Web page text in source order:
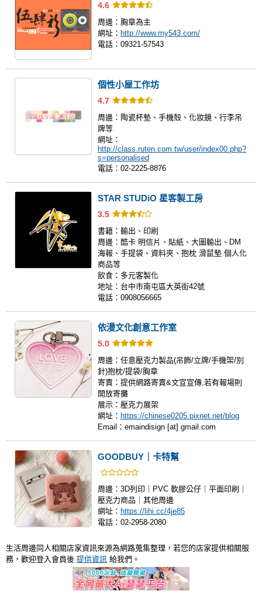
4.6
周邊： 胸章為主
網址： http://www.my543.com/
電話： 09321-57543
個性小屋工作坊
4.7
周邊： 陶瓷杯墊、手機殼、化妝鏡、行李吊
牌等
網址：
http://class.ruten.com.tw/user/index00.php?
s=personalised
電話： 02-2225-8876
STAR STUDiO 星客製工房
3.5
書籍： 輸出、印刷
周邊： 酷卡 明信片、貼紙、大圖輸出、DM
海報、手提袋、資料夾、抱枕 滑鼠墊 個人化
商品等
飲食： 多元客製化
地址： 台中市南屯區大英街42號
電話： 0908056665
依漫文化創意工作室
5.0
周邊： 任意壓克力製品(吊飾/立牌/手機架/別
針)抱枕/提袋/胸章
寄賣： 提供網路寄賣&文宣宣傳,若有報場則
開放寄攤
展示： 壓克力展架
網址： https://chinese0205.pixnet.net/blog
Email： emaindisign [at] gmail.com
GOODBUY｜卡特幫
周邊： 3D列印｜PVC 軟膠公仔｜平面印刷｜
壓克力商品｜其他周邊
網址： https://lihi.cc/4je85
電話： 02-2958-2080
生活周邊同人相關店家資訊來源為網路蒐集整理，若您的店家提供相關服
務，歡迎登入會員後 提供資訊 給我們。